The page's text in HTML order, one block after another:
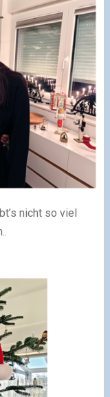
nicht so viel